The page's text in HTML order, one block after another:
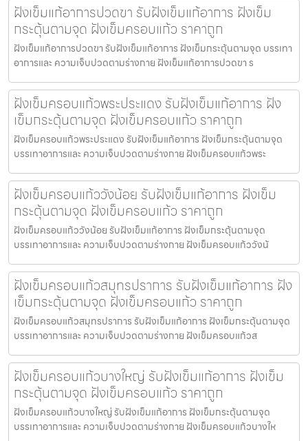
ฝังเข็มแก้อาการปวดขา รับฝังเข็มแก้อาการ ฝังเข็ม
กระตุ้นตามจุด ฝังเข็มครอบแก้ว ราคาถูก
ฝังเข็มแก้อาการปวดขา รับฝังเข็มแก้อาการ ฝังเข็มกระตุ้นตามจุด บรรเทา
อาการและ ความเจ็บปวดตามร่างกาย ฝังเข็มแก้อาการปวดขา ร
ฝังเข็มครอบแก้วพระประแดง รับฝังเข็มแก้อาการ ฝัง
เข็มกระตุ้นตามจุด ฝังเข็มครอบแก้ว ราคาถูก
ฝังเข็มครอบแก้วพระประแดง รับฝังเข็มแก้อาการ ฝังเข็มกระตุ้นตามจุด
บรรเทาอาการและ ความเจ็บปวดตามร่างกาย ฝังเข็มครอบแก้วพระ
ฝังเข็มครอบแก้ววังน้อย รับฝังเข็มแก้อาการ ฝังเข็ม
กระตุ้นตามจุด ฝังเข็มครอบแก้ว ราคาถูก
ฝังเข็มครอบแก้ววังน้อย รับฝังเข็มแก้อาการ ฝังเข็มกระตุ้นตามจุด
บรรเทาอาการและ ความเจ็บปวดตามร่างกาย ฝังเข็มครอบแก้ววังน้
ฝังเข็มครอบแก้วสมุทรปราการ รับฝังเข็มแก้อาการ ฝัง
เข็มกระตุ้นตามจุด ฝังเข็มครอบแก้ว ราคาถูก
ฝังเข็มครอบแก้วสมุทรปราการ รับฝังเข็มแก้อาการ ฝังเข็มกระตุ้นตามจุด
บรรเทาอาการและ ความเจ็บปวดตามร่างกาย ฝังเข็มครอบแก้วส
ฝังเข็มครอบแก้วบางใหญ่ รับฝังเข็มแก้อาการ ฝังเข็ม
กระตุ้นตามจุด ฝังเข็มครอบแก้ว ราคาถูก
ฝังเข็มครอบแก้วบางใหญ่ รับฝังเข็มแก้อาการ ฝังเข็มกระตุ้นตามจุด
บรรเทาอาการและ ความเจ็บปวดตามร่างกาย ฝังเข็มครอบแก้วบางให